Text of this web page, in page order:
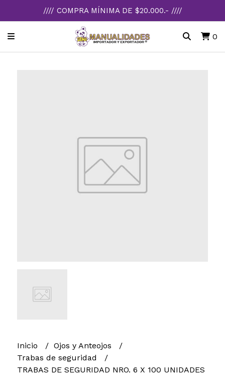
//// COMPRA MÍNIMA DE $20.000.- ////
0
Inicio
Ojos y Anteojos
Trabas de seguridad
TRABAS DE SEGURIDAD NRO. 6 X 100 UNIDADES